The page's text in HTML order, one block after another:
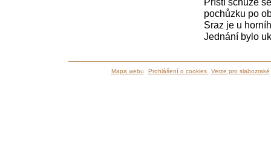
pochůzku po
Sraz je u
Jednání bylo
Mapa webu Prohlášení o cookies Verze pro slabozraké